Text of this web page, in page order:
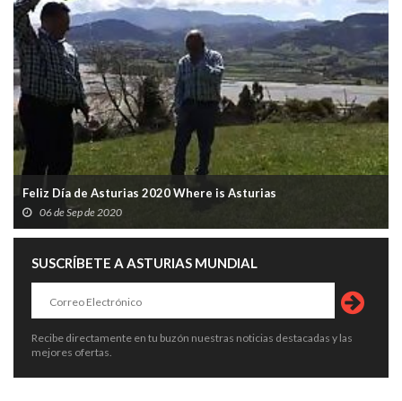
Feliz Día de Asturias 2020 Where is Asturias
06 de Sep de 2020
SUSCRÍBETE A ASTURIAS MUNDIAL
Recibe directamente en tu buzón nuestras noticias destacadas y las
mejores ofertas.